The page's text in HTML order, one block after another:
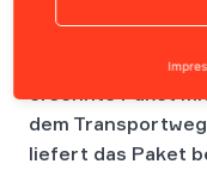
Der Alptraum für
ersehnte Paket
dem
liefert das Paket